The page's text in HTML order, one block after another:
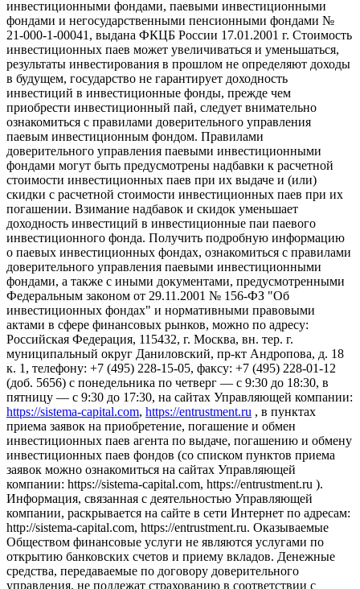
инвестиционными фондами, паевыми инвестиционными
фондами и негосударственными пенсионными фондами №
21-000-1-00041, выдана ФКЦБ России 17.01.2001 г. Стоимость
инвестиционных паев может увеличиваться и уменьшаться,
результаты инвестирования в прошлом не определяют доходы
в будущем, государство не гарантирует доходность
инвестиций в инвестиционные фонды, прежде чем
приобрести инвестиционный пай, следует внимательно
ознакомиться с правилами доверительного управления
паевым инвестиционным фондом. Правилами
доверительного управления паевыми инвестиционными
фондами могут быть предусмотрены надбавки к расчетной
стоимости инвестиционных паев при их выдаче и (или)
скидки с расчетной стоимости инвестиционных паев при их
погашении. Взимание надбавок и скидок уменьшает
доходность инвестиций в инвестиционные паи паевого
инвестиционного фонда. Получить подробную информацию
о паевых инвестиционных фондах, ознакомиться с правилами
доверительного управления паевыми инвестиционными
фондами, а также с иными документами, предусмотренными
Федеральным законом от 29.11.2001 № 156-ФЗ "Об
инвестиционных фондах" и нормативными правовыми
актами в сфере финансовых рынков, можно по адресу:
Российская Федерация, 115432, г. Москва, вн. тер. г.
муниципальный округ Даниловский, пр-кт Андропова, д. 18
к. 1, телефону: +7 (495) 228-15-05, факсу: +7 (495) 228-01-12
(доб. 5656) с понедельника по четверг — c 9:30 до 18:30, в
пятницу — с 9:30 до 17:30, на сайтах Управляющей компании:
https://sistema-capital.com, https://entrustment.ru , в пунктах
приема заявок на приобретение, погашение и обмен
инвестиционных паев агента по выдаче, погашению и обмену
инвестиционных паев фондов (со списком пунктов приема
заявок можно ознакомиться на сайтах Управляющей
компании: https://sistema-capital.com, https://entrustment.ru ).
Информация, связанная с деятельностью Управляющей
компании, раскрывается на сайте в сети Интернет по адресам:
http://sistema-capital.com, https://entrustment.ru. Оказываемые
Обществом финансовые услуги не являются услугами по
открытию банковских счетов и приему вкладов. Денежные
средства, передаваемые по договору доверительного
управления, не подлежат страхованию в соответствии с